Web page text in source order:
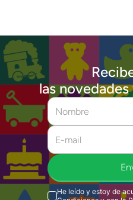
las
He leído y estoy de